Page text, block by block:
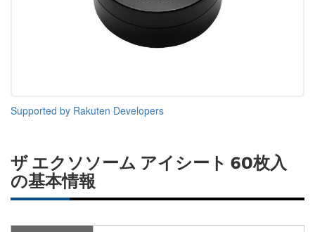
Supported by Rakuten Developers
ザ エクソソーム アイシート 60枚入
の基本情報